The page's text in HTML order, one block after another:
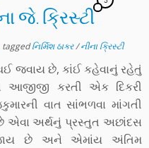
જે. ક્રિસ્ટી
taggedનિર્મિશ ઠાકર/નીના ક્રિસ્ટી
જવાય છે, કાંઈ કહેવાનું રહેતું
આજીજી કરતી એક દિકરી
વાત સાંભળવા માંગતી
એવા અર્થનું પ્રસ્તુત અછાંદસ
જાય છે અને એમાંય અંતિમ